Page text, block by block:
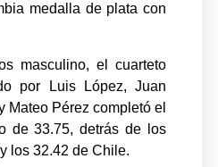
medalla de plata con
masculino, el cuarteto
por Luis López, Juan
Mateo Pérez completó el
de 33.75, detrás de los
los 32.42 de Chile.